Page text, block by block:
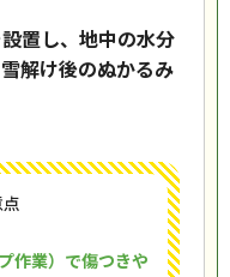
置し、地中の水分
解け後のぬかるみ
作業）で傷つきや